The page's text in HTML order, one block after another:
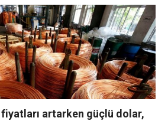
fiyatları artarken güçlü dolar,